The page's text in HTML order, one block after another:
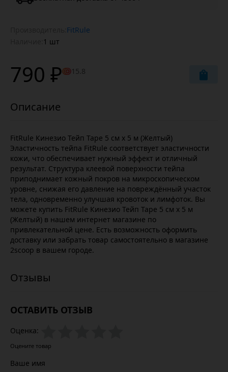
FitRule
1 шт
790 ₽ 15.8
FitRule Кинезио Тейп Tape 5 cм х 5 м (Желтый)
Эластичность тейпа FitRule соответствует эластичности
кожи, что обеспечивает нужный эффект и отличный
результат. Структура клеевой поверхности тейпа
приподнимает кожный покров на микроскопическом
уровне, снижая его давление на повреждённый участок
тела, одновременно улучшая кровоток и лимфоток. Вы
можете купить FitRule Кинезио Тейп Tape 5 cм х 5 м
(Желтый) в нашем интернет магазине по
привлекательной цене. Есть возможность оформить
доставку или забрать товар самостоятельно в магазине
2scoop в вашем городе.
ОСТАВИТЬ ОТЗЫВ
Оценка:
Оцените товар
Ваше имя